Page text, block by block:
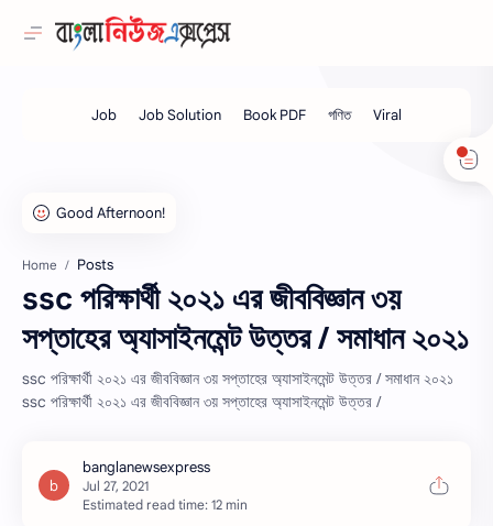
Home Posts
ssc পরিক্ষার্থী ২০২১ এর জীববিজ্ঞান ৩য়
সপ্তাহের অ্যাসাইনমেন্ট উত্তর / সমাধান ২০২১
ssc পরিক্ষার্থী ২০২১ এর জীববিজ্ঞান ৩য় সপ্তাহের অ্যাসাইনমেন্ট উত্তর / সমাধান ২০২১
ssc পরিক্ষার্থী ২০২১ এর জীববিজ্ঞান ৩য় সপ্তাহের অ্যাসাইনমেন্ট উত্তর /
Estimated read time: 12 min